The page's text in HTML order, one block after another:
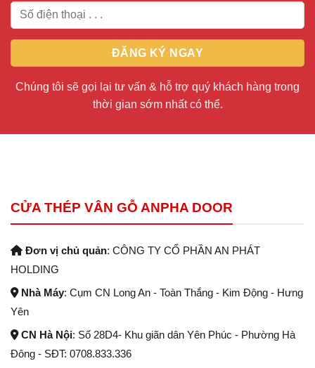
Chúng tôi sẽ gọi lại tư vấn & hỗ trợ quý khách hàng trong
thời gian sớm nhất có thể.
CỬA THÉP VÂN GỖ ANPHA DOOR
Đơn vị chủ quản: CÔNG TY CỔ PHẦN AN PHÁT
HOLDING
Nhà Máy: Cụm CN Long An - Toàn Thắng - Kim Động - Hưng
Yên
CN Hà Nội: Số 28D4- Khu giãn dân Yên Phúc - Phường Hà
Đông - SĐT: 0708.833.336